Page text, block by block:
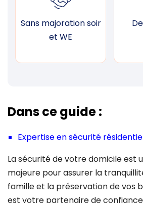
Sans majoration soir
et WE
Dans ce guide :
Expertise en sécurité
La sécurité de votre domicile est
majeure pour assurer la
famille et la préservation de vos
est votre partenaire de